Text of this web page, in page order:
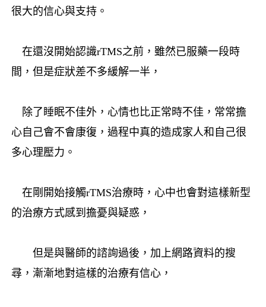
很大的信心與支持。
在還沒開始認識rTMS之前，雖然已服藥一段時
間，但是症狀差不多緩解一半，
除了睡眠不佳外，心情也比正常時不佳，常常擔
心自己會不會康復，過程中真的造成家人和自己很
多心理壓力。
在剛開始接觸rTMS治療時，心中也會對這樣新型
的治療方式感到擔憂與疑惑，
但是與醫師的諮詢過後，加上網路資料的搜
尋，漸漸地對這樣的治療有信心，